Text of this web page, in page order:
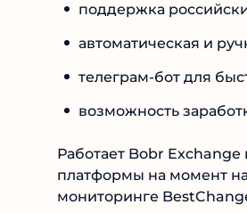
поддержка
автоматическая и
телеграм-бот для
возможность
Работает Bobr
платформы на момент
мониторинге